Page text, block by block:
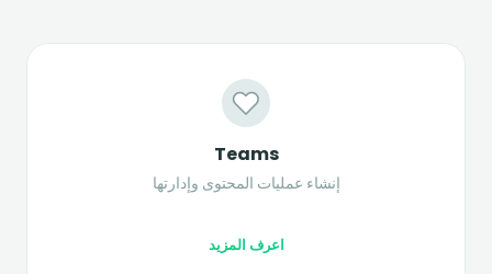
Teams
إنشاء عمليات المحتوى وإدارتها
اعرف المزيد